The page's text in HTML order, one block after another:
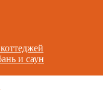
и саун